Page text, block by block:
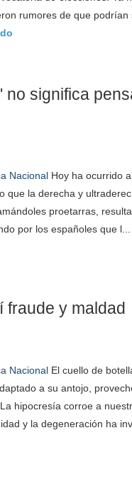
rumores de que
no significa
Nacional Hoy ha ocurrido
que la derecha y
proetarras,
por los españoles que
fraude y maldad
Nacional El cuello de
a su antojo,
hipocresía corroe a
y la degeneración ha